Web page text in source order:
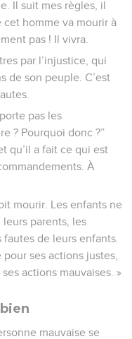
Il suit mes règles, il
cet homme va mourir à
pas ! Il vivra.
par l’injustice, qui
de son peuple. C’est
pas les
? Pourquoi donc ?”
qu’il a fait ce qui est
À
mourir. Les enfants ne
parents, les
de leurs enfants.
ses actions justes,
actions mauvaises. »
mauvaise se